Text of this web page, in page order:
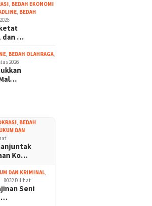
, BEDAH EKONOMI
, BEDAH
dan …
, BEDAH OLAHRAGA,
2026
, BEDAH
DAN
Ko…
DAN KRIMINAL,
8032 Dilihat
Seni
…